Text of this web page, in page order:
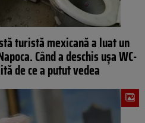
turistă mexicană a luat un
Când a deschis ușa WC-
de ce a putut vedea